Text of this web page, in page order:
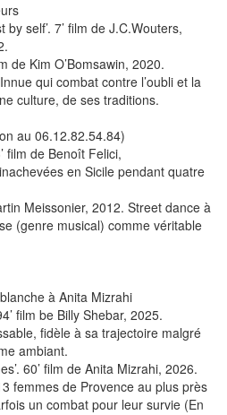
self’. 7’ film de J.C.Wouters,
de Kim O’Bomsawin, 2020.
qui combat contre l’oubli et la
culture, de ses traditions.
au 06.12.82.54.84)
film de Benoît Felici,
en Sicile pendant quatre
Meissonier, 2012. Street dance à
(genre musical) comme véritable
à Anita Mizrahi
film be Billy Shebar, 2025.
fidèle à sa trajectoire malgré
ambiant.
60’ film de Anita Mizrahi, 2026.
femmes de Provence au plus près
un combat pour leur survie (En